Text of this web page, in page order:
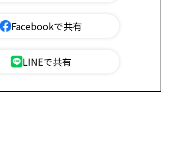
Facebookで共有
LINEで共有